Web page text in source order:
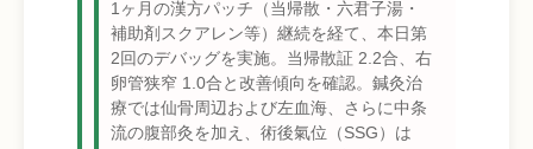
1ヶ月の漢方パッチ（当帰散・六君子湯・
補助剤スクアレン等）継続を経て、本日第
2回のデバッグを実施。当帰散証 2.2合、右
卵管狭窄 1.0合と改善傾向を確認。鍼灸治
療では仙骨周辺および左血海、さらに中条
流の腹部灸を加え、術後氣位（SSG）は